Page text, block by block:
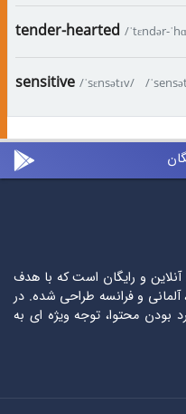
tender-hearted /ˈtɛndər-
sensitive /ˈsɛnsətɪv/ /
و رایگان است که با هدف
آلمانی و فرانسه طراحی شده. در
بودن محتوا، توجه ویژه ای به